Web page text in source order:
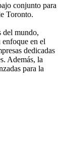
conjunto para
Toronto.
del mundo,
en el
dedicadas
Además, la
para la